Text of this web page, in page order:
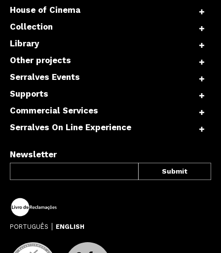
House of Cinema
Collection
Library
Other projects
Serralves Events
Supports
Commercial Services
Serralves On Line Experience
Newsletter
PORTUGUÊS ENGLISH